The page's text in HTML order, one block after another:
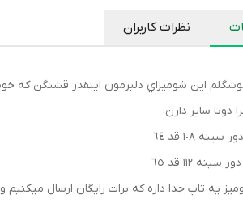
نظرات کاربران
اين شوميزاي دلبرمون اينقدر قشنگن كه
دوتا سايز دارن:
يه تاپ جدا داره كه برات رايگان ارسال